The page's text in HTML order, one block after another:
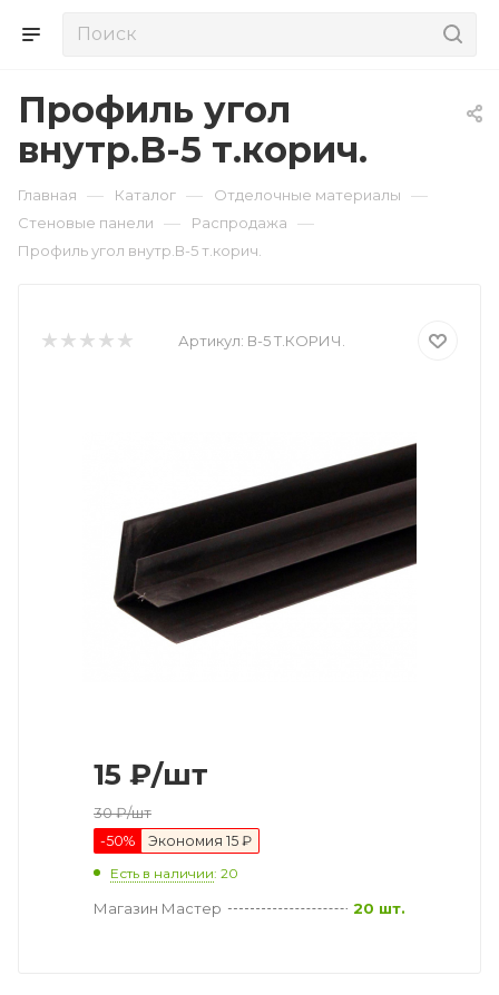
Профиль угол
внутр.В-5 т.корич.
Главная — Каталог — Отделочные материалы —
Стеновые панели — Распродажа —
Профиль угол внутр.В-5 т.корич.
Артикул: В-5 Т.КОРИЧ.
15 ₽/шт
30₽/шт
-50% Экономия 15 ₽
Есть в наличии: 20
Магазин Мастер 20 шт.